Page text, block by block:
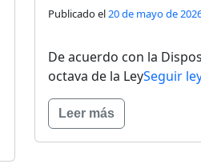
Publicado el20 de mayo de
De acuerdo con la
octava de la LeySeguir
Leer más